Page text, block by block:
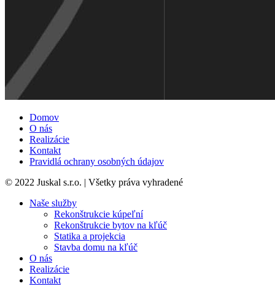
Domov
O nás
Realizácie
Kontakt
Pravidlá ochrany osobných údajov
© 2022 Juskal s.r.o. | Všetky práva vyhradené
Naše služby
Rekonštrukcie kúpeľní
Rekonštrukcie bytov na kľúč
Statika a projekcia
Stavba domu na kľúč
O nás
Realizácie
Kontakt